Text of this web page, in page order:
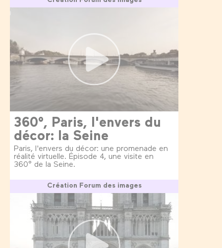
360°, Paris, l'envers du
décor: la Seine
Paris, l'envers du décor: une promenade en
réalité virtuelle. Épisode 4, une visite en
360° de la Seine.
Création Forum des images